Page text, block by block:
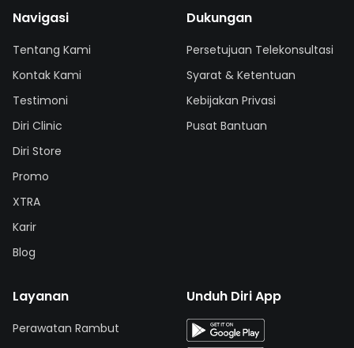
Navigasi
Tentang Kami
Kontak Kami
Testimoni
Diri Clinic
Diri Store
Promo
XTRA
Karir
Blog
Dukungan
Persetujuan Telekonsultasi
Syarat & Ketentuan
Kebijakan Privasi
Pusat Bantuan
Layanan
Perawatan Rambut
Unduh Diri App